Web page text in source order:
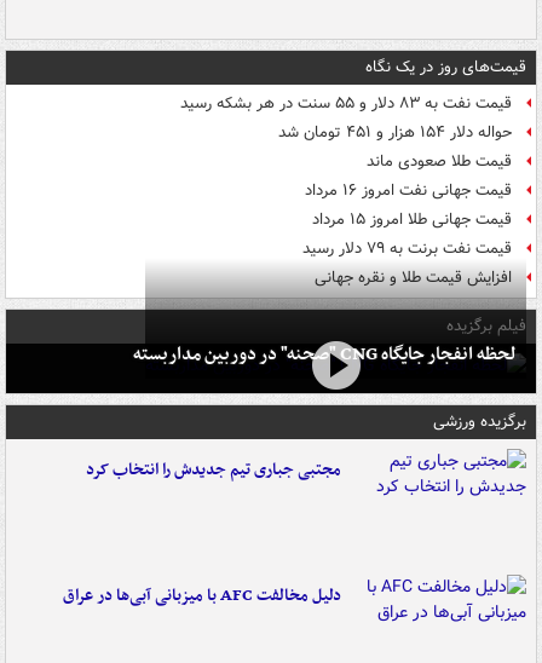
قیمت‌های روز در یک نگاه
قیمت نفت به ۸۳ دلار و ۵۵ سنت در هر بشکه رسید
حواله دلار ۱۵۴ هزار و ۴۵۱ تومان شد
قیمت طلا صعودی ماند
قیمت جهانی نفت امروز ۱۶ مرداد
قیمت جهانی طلا امروز ۱۵ مرداد
قیمت نفت برنت به ۷۹ دلار رسید
افزایش قیمت طلا و نقره جهانی
فیلم برگزیده
لحظه انفجار جایگاه CNG "صحنه" در دوربین مداربسته
برگزیده ورزشی
مجتبی جباری تیم جدیدش را انتخاب کرد
دلیل مخالفت AFC با میزبانی آبی‌ها در عراق